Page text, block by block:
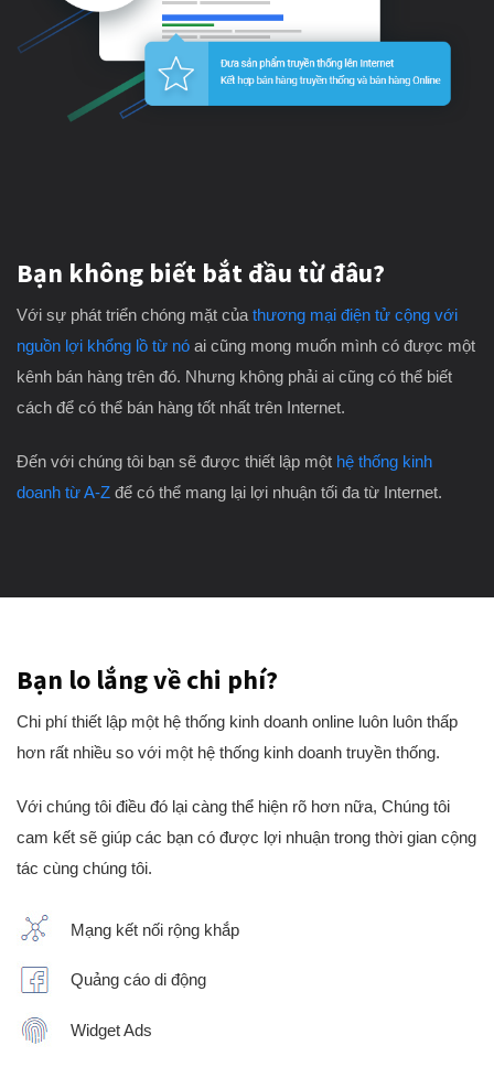
Bạn không biết bắt đầu từ đâu?
Với sự phát triển chóng mặt củathương mại điện tử cộng với
nguồn lợi khổng lồ từ nó ai cũng mong muốn mình có được một
kênh bán hàng trên đó. Nhưng không phải ai cũng có thể biết
cách để có thể bán hàng tốt nhất trên Internet.
Đến với chúng tôi bạn sẽ được thiết lập một hệ thống kinh
doanh từ A-Z để có thể mang lại lợi nhuận tối đa từ Internet.
Bạn lo lắng về chi phí?
Chi phí thiết lập một hệ thống kinh doanh online luôn luôn thấp
hơn rất nhiều so với một hệ thống kinh doanh truyền thống.
Với chúng tôi điều đó lại càng thể hiện rõ hơn nữa, Chúng tôi
cam kết sẽ giúp các bạn có được lợi nhuận trong thời gian cộng
tác cùng chúng tôi.
Mạng kết nối rộng khắp
Quảng cáo di động
Widget Ads